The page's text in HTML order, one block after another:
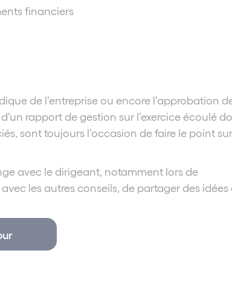
financiers
de l’entreprise ou encore l’approbation
rapport de gestion sur l’exercice écoulé
sont toujours l’occasion de faire le point
avec le dirigeant, notamment lors de
les autres conseils, de partager des idées